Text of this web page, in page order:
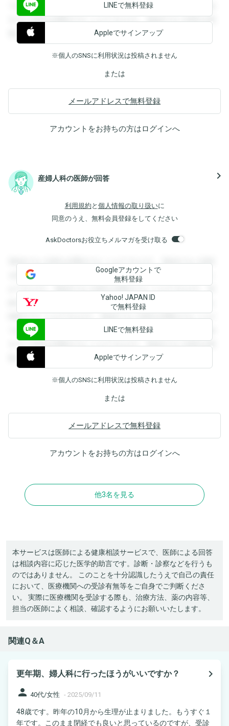
できます。登録すると回答を閲覧することができます。登録
すると回答を閲覧することができます。登録すると回答を閲
覧することができます。
LINEで無料登録
Appleでサインアップ
※個人のSNSに利用状況は投稿されません
または
メールアドレスで無料登録
アカウントをお持ちの方はログインへ
産婦人科の医師が回答 navigate_next
利用規約 と 個人情報の取り扱いに
同意のうえ、無料会員登録をしてください
AskDoctorsお役立ちメルマガを受け取る
登録すると回答を閲覧することができます。登録すると回答
を閲覧することができます。登録すると回答を閲覧すること
ができます。登録すると回答を閲覧することができます。登
録すると回答を閲覧することができます。登録すると回答を
閲覧することができます。登録すると回答を閲覧することが
できます。登録すると回答を閲覧することができます。登録
すると回答を閲覧することができます。登録すると回答を閲
覧することができます。
Googleアカウントで
無料登録
Yahoo! JAPAN ID
で無料登録
LINEで無料登録
Appleでサインアップ
※個人のSNSに利用状況は投稿されません
または
メールアドレスで無料登録
アカウントをお持ちの方はログインへ
他3名を見る
本サービスは医師による健康相談サービスで、医師による回答
は相談内容に応じた医学的助言です。診断・診察などを行うも
のではありません。 このことを十分認識したうえで自己の責任
において、医療機関への受診有無等をご自身でご判断くださ
い。 実際に医療機関を受診する際も、治療方法、薬の内容等、
担当の医師によく相談、確認するようにお願いいたします。
関連Q＆A
更年期、婦人科に行ったほうがいいですか？
navigate_next
person 40代/女性 - 2025/09/11
48歳です。昨年の10月から生理が止まりました。もうすぐ１
年です。このまま閉経でも良いと思っているのですが、受診